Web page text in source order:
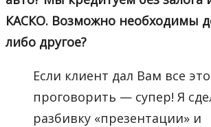
КАСКО. Возможно необходимы
либо другое?
Если клиент дал Вам все это
проговорить — супер! Я
разбивку «презентации» и